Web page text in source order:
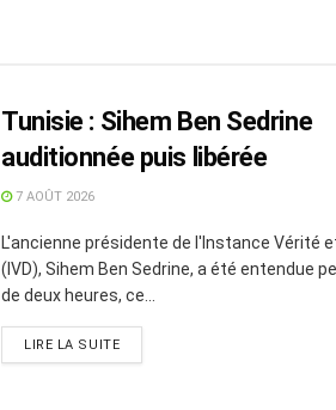
Tunisie : Sihem Ben Sedrine
auditionnée puis libérée
7 AOÛT 2026
L'ancienne présidente de l'Instance Vérité
(IVD), Sihem Ben Sedrine, a été entendue
de deux heures, ce...
LIRE LA SUITE